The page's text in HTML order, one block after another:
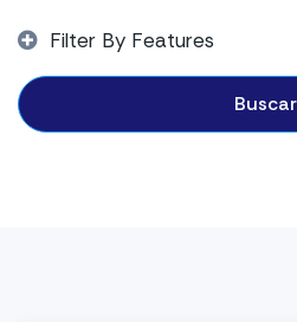
Filter By Features
Buscar